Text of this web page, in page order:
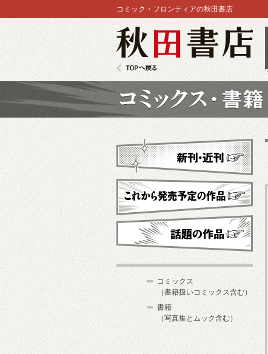
コミック・フロンティアの秋田書店
新刊・近刊
これから発売予定
コミックス
（書籍扱いコミックス含む）
書籍
（写真集とムック含む）